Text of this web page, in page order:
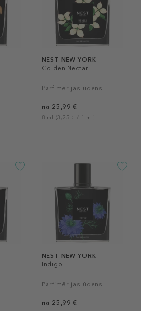
NEST NEW YORK
Golden Nectar
Parfimērijas ūdens
no 25,99 €
8 ml (3,25 € / 1 ml)
NEST NEW YORK
Indigo
Parfimērijas ūdens
no 25,99 €